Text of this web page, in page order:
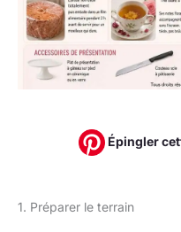
Épingler
1. Préparer le terrain